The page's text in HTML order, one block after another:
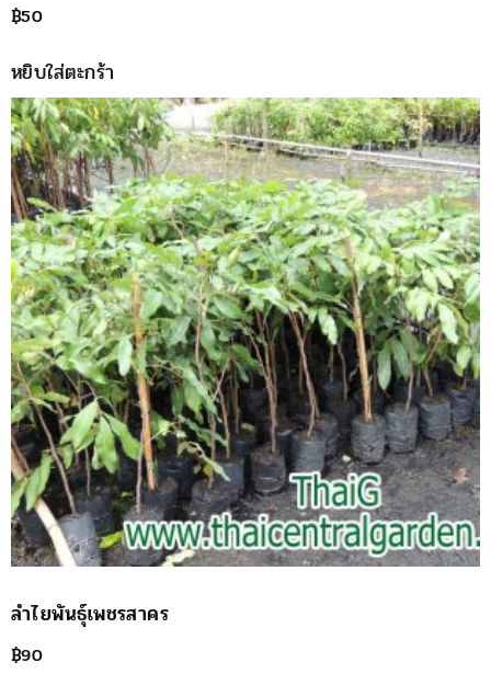
฿50
หยิบใส่ตะกร้า
ลำไยพันธุ์เพชรสาคร
฿90